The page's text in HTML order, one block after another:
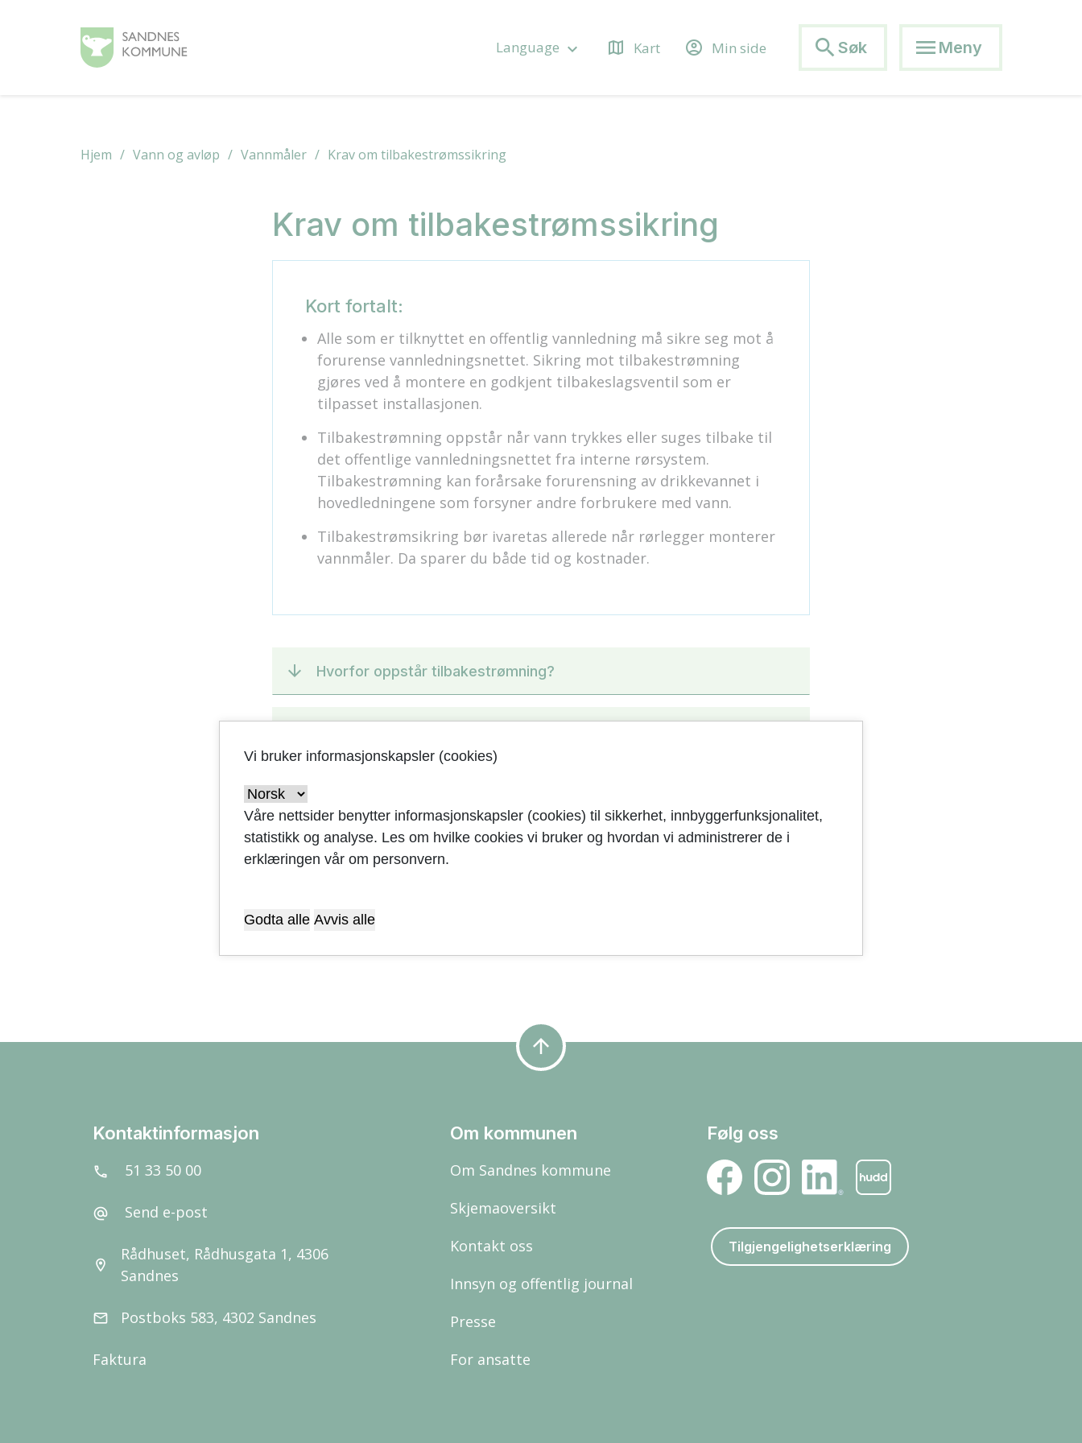
Language keyboard_arrow_down map Kart account_circle Min side search Søk menu Meny
Hjem Vann og avløp Vannmåler Krav om tilbakestrømssikring
Krav om tilbakestrømssikring
Kort fortalt:
Alle som er tilknyttet en offentlig vannledning må sikre seg mot å
forurense vannledningsnettet. Sikring mot tilbakestrømning
gjøres ved å montere en godkjent tilbakeslagsventil som er
tilpasset installasjonen.
Tilbakestrømning oppstår når vann trykkes eller suges tilbake til
det offentlige vannledningsnettet fra interne rørsystem.
Tilbakestrømning kan forårsake forurensning av drikkevannet i
hovedledningene som forsyner andre forbrukere med vann.
Tilbakestrømsikring bør ivaretas allerede når rørlegger monterer
vannmåler. Da sparer du både tid og kostnader.
Hvorfor oppstår tilbakestrømning?
Kontroll og vedlikehold
arrow_upward
Kontaktinformasjon
call 51 33 50 00
alternate_email Send e-post
location_on
Rådhuset, Rådhusgata 1, 4306
Sandnes
email Postboks 583, 4302 Sandnes
Faktura
Om kommunen
Om Sandnes kommune
Skjemaoversikt
Kontakt oss
Innsyn og offentlig journal
Presse
For ansatte
Følg oss
Tilgjengelighetserklæring
Vi bruker informasjonskapsler (cookies)
Våre nettsider benytter informasjonskapsler (cookies) til sikkerhet, innbyggerfunksjonalitet,
statistikk og analyse. Les om hvilke cookies vi bruker og hvordan vi administrerer de i
erklæringen vår om personvern.
Godta alle Avvis alle